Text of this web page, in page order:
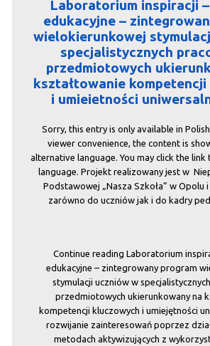
Laboratorium inspiracji
edukacyjne –
wielokierunkowej
specjalistycznych
przedmiotowych
kształtowanie
i umiejętności
działania oparte na
aktywizujących z
Sorry, this entry is only available in
viewer convenience, the content is
alternative language. You may click the
language. Projekt realizowany jest w
Podstawowej „Nasza Szkoła” w Opolu
zarówno do uczniów jak i do kadry
Continue reading Laboratorium
edukacyjne – zintegrowany program
stymulacji uczniów w
przedmiotowych ukierunkowany na
kompetencji kluczowych i umiejętności
rozwijanie zainteresowań poprzez
metodach aktywizujących z